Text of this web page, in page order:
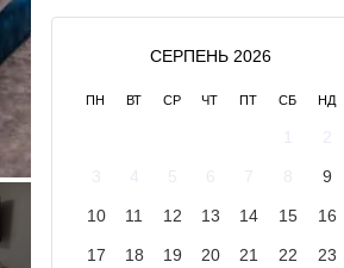
СЕРПЕНЬ 2026
ПН ВТ СР ЧТ ПТ СБ НД
9
10 11 12 13 14 15 16
17 18 19 20 21 22 23